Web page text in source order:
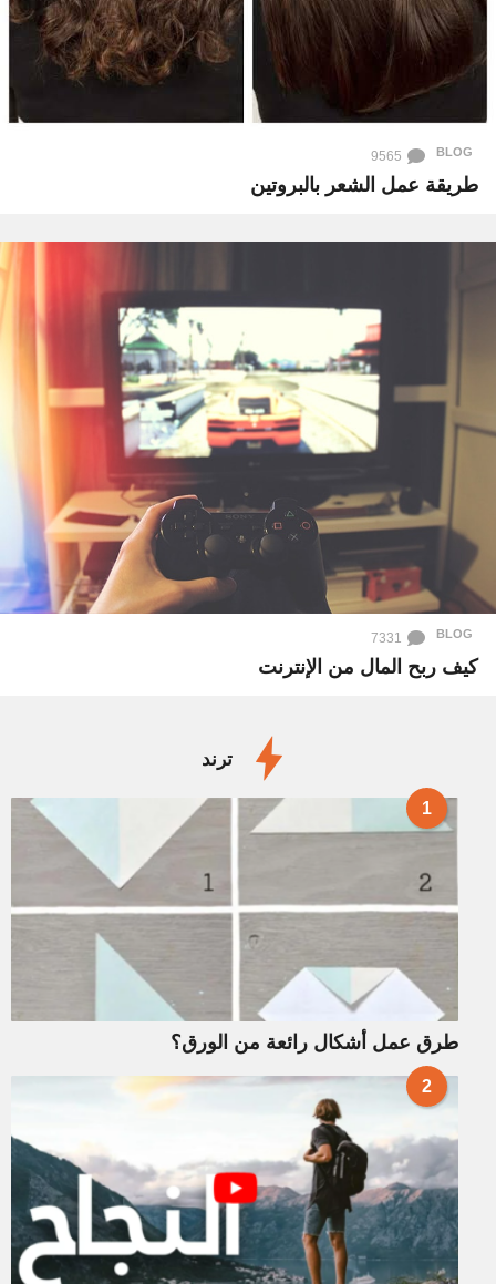
BLOG
9565
طريقة عمل الشعر بالبروتين
BLOG
7331
كيف ربح المال من الإنترنت
ترند
1
طرق عمل أشكال رائعة من الورق؟
2